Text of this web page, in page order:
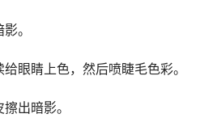
。
眼睛上色，然后喷睫毛色彩。
出暗影。